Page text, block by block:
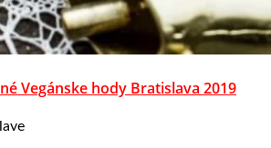
Vegánske hody Bratislava 2019